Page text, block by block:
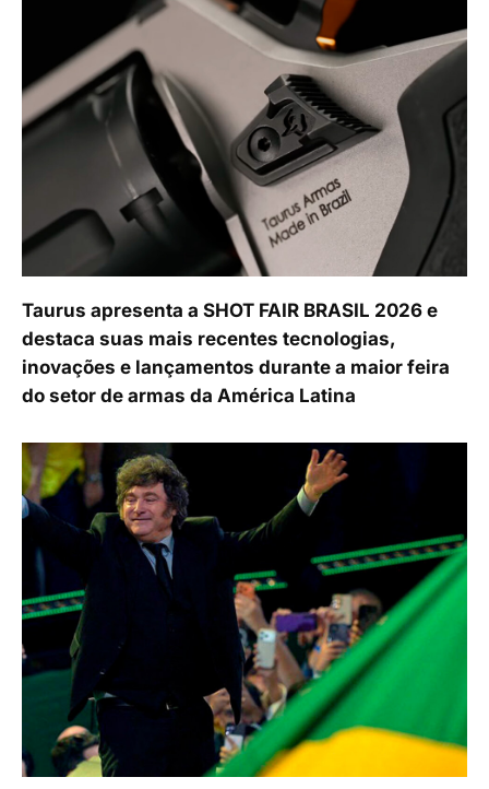
Taurus apresenta a SHOT FAIR BRASIL 2026 e
destaca suas mais recentes tecnologias,
inovações e lançamentos durante a maior feira
do setor de armas da América Latina